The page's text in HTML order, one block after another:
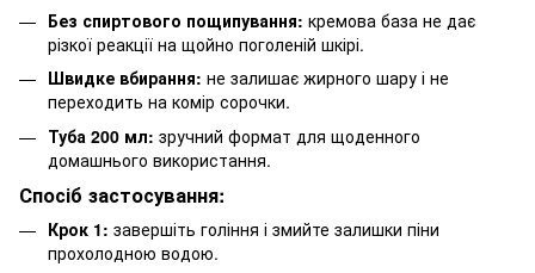
Без спиртового пощипування: кремова база не дає
різкої реакції на щойно поголеній шкірі.
Швидке вбирання: не залишає жирного шару і не
переходить на комір сорочки.
Туба 200 мл: зручний формат для щоденного
домашнього використання.
Спосіб застосування:
Крок 1: завершіть гоління і змийте залишки піни
прохолодною водою.